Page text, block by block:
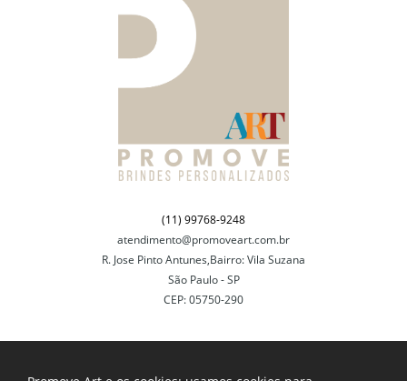
(11) 99768-9248
atendimento@promoveart.com.br
R. Jose Pinto Antunes,Bairro: Vila Suzana
São Paulo - SP
CEP: 05750-290